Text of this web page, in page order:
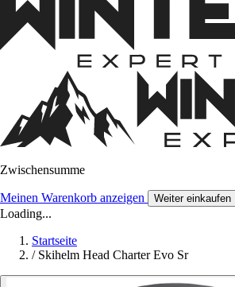
Zwischensumme
Meinen Warenkorb anzeigen Weiter einkaufen
Loading...
Startseite
/ Skihelm Head Charter Evo Sr